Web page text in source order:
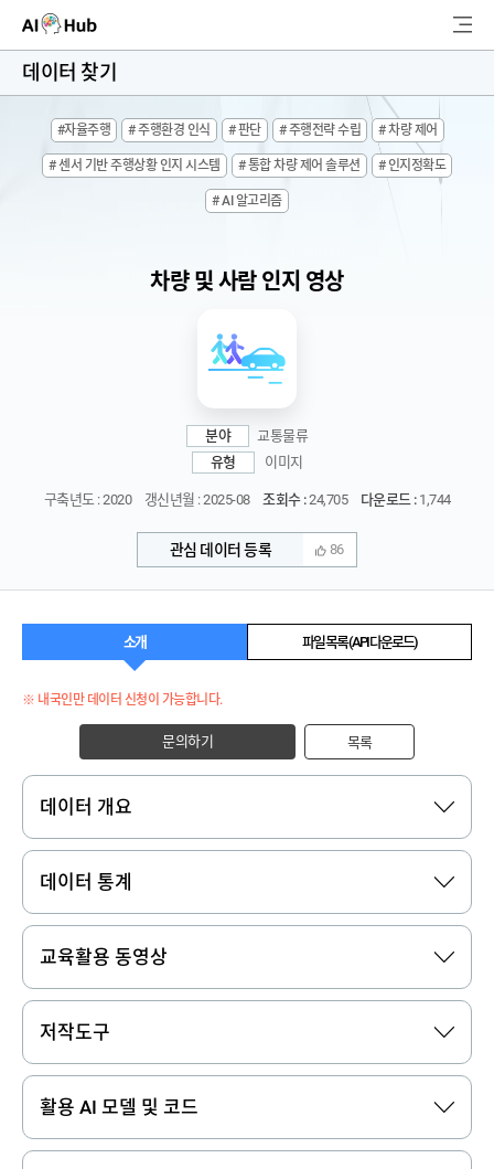
AI-Hub
고객지원
검
색
데이터 찾기
#자율주행 # 주행환경 인식 # 판단 # 주행전략 수립 # 차량 제어
# 센서 기반 주행상황 인지 시스템 # 통합 차량 제어 솔루션 # 인지정확도
# AI 알고리즘
차량 및 사람 인지 영상
분야
교통물류
유형
이미지
구축년도 : 2020 갱신년월 : 2025-08 조회수 :24,705 다운로드 :1,744
관심 데이터 등록 86
소개 파일 목록 (API 다운로드)
※ 내국인만 데이터 신청이 가능합니다.
문의하기 목록
데이터 개요
데이터 통계
교육활용 동영상
저작도구
활용 AI 모델 및 코드